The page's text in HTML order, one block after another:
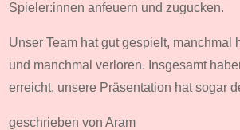
Spieler:innen anfeuern und zugucken.
Unser Team hat gut gespielt, manchmal
und manchmal verloren. Insgesamt
erreicht, unsere Präsentation hat sogar
geschrieben von Aram